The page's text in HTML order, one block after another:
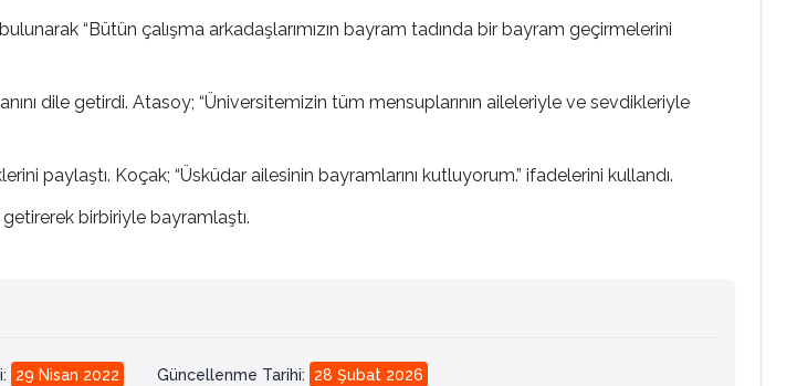
“Bütün çalışma arkadaşlarımızın bayram tadında bir bayram geçirmelerini
dile getirdi. Atasoy; “Üniversitemizin tüm mensuplarının aileleriyle ve sevdikleriyle
paylaştı. Koçak; “Üsküdar ailesinin bayramlarını kutluyorum.” ifadelerini kullandı.
birbiriyle bayramlaştı.
: 29 Nisan 2022 Güncellenme Tarihi: 28 Şubat 2026